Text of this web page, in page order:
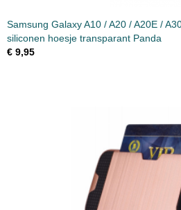
Samsung Galaxy A10 / A20 / A20E /
siliconen hoesje transparant Panda
€ 9,95